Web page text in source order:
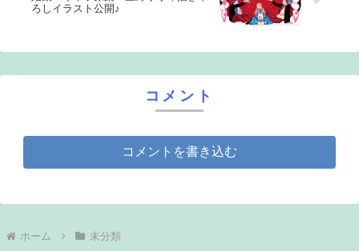
ろしイラスト公開♪
コメント
コメントを書き込む
ホーム 未分類